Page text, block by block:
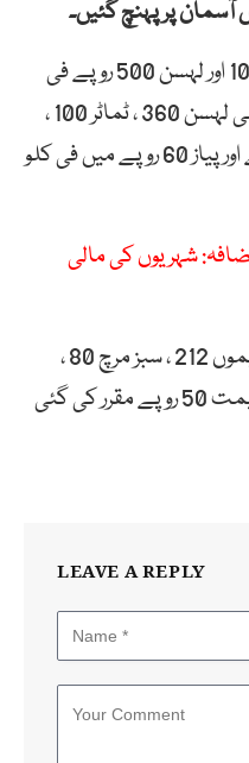
آسمان پر پہنچ گئیں۔
وفاقی دارالحکومت میں ادرک 1020 اور لہسن 500 روپے فی
کلو فروخت ہو رہا ہے ، جبکہ دیسی لہسن 360 ، ٹماٹر 100 ،
کدو 86 ، بینگن 160 ، آلو 80 روپے اور پیاز 60 روپے میں فی کلو
شہریوں کی مالی
اس کے علاوہ شملہ مرچ 190 ، لیموں 212 ، سبز مرچ 80 ،
ٹینڈا 100 اور بھنڈی کی فی کلو قیمت 50 روپے مقرر کی گئی
LEAVE A REPLY